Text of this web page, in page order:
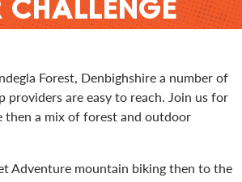
Forest, Denbighshire a number of
providers are easy to reach. Join us for
then a mix of forest and outdoor
Adventure mountain biking then to the